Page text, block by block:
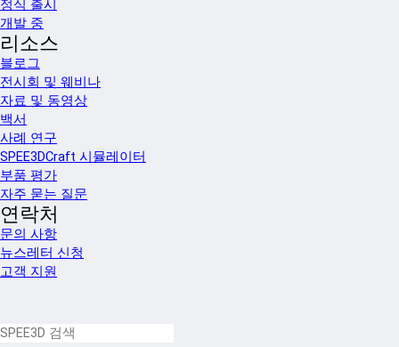
정식 출시
개발 중
리소스
블로그
전시회 및 웨비나
자료 및 동영상
백서
사례 연구
SPEE3DCraft 시뮬레이터
부품 평가
자주 묻는 질문
연락처
문의 사항
뉴스레터 신청
고객 지원